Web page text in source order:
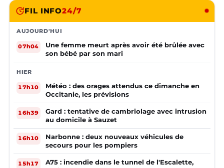
FIL INFO24/7
AUJOURD'HUI
07h04
Une femme meurt après avoir été brûlée avec
son bébé par son mari
HIER
17h10
Météo : des orages attendus ce dimanche en
Occitanie, les prévisions
16h39
Gard : tentative de cambriolage avec intrusion
au domicile à Sauzet
16h10
Narbonne : deux nouveaux véhicules de
secours pour les pompiers
15h17
A75 : incendie dans le tunnel de l'Escalette,